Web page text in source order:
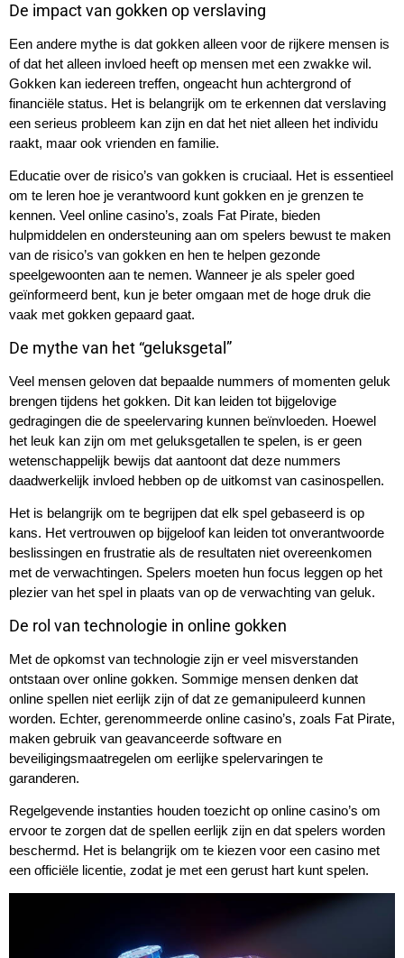
De impact van gokken op verslaving
Een andere mythe is dat gokken alleen voor de rijkere mensen is
of dat het alleen invloed heeft op mensen met een zwakke wil.
Gokken kan iedereen treffen, ongeacht hun achtergrond of
financiële status. Het is belangrijk om te erkennen dat verslaving
een serieus probleem kan zijn en dat het niet alleen het individu
raakt, maar ook vrienden en familie.
Educatie over de risico’s van gokken is cruciaal. Het is essentieel
om te leren hoe je verantwoord kunt gokken en je grenzen te
kennen. Veel online casino’s, zoals Fat Pirate, bieden
hulpmiddelen en ondersteuning aan om spelers bewust te maken
van de risico’s van gokken en hen te helpen gezonde
speelgewoonten aan te nemen. Wanneer je als speler goed
geïnformeerd bent, kun je beter omgaan met de hoge druk die
vaak met gokken gepaard gaat.
De mythe van het “geluksgetal”
Veel mensen geloven dat bepaalde nummers of momenten geluk
brengen tijdens het gokken. Dit kan leiden tot bijgelovige
gedragingen die de speelervaring kunnen beïnvloeden. Hoewel
het leuk kan zijn om met geluksgetallen te spelen, is er geen
wetenschappelijk bewijs dat aantoont dat deze nummers
daadwerkelijk invloed hebben op de uitkomst van casinospellen.
Het is belangrijk om te begrijpen dat elk spel gebaseerd is op
kans. Het vertrouwen op bijgeloof kan leiden tot onverantwoorde
beslissingen en frustratie als de resultaten niet overeenkomen
met de verwachtingen. Spelers moeten hun focus leggen op het
plezier van het spel in plaats van op de verwachting van geluk.
De rol van technologie in online gokken
Met de opkomst van technologie zijn er veel misverstanden
ontstaan over online gokken. Sommige mensen denken dat
online spellen niet eerlijk zijn of dat ze gemanipuleerd kunnen
worden. Echter, gerenommeerde online casino’s, zoals Fat Pirate,
maken gebruik van geavanceerde software en
beveiligingsmaatregelen om eerlijke spelervaringen te
garanderen.
Regelgevende instanties houden toezicht op online casino’s om
ervoor te zorgen dat de spellen eerlijk zijn en dat spelers worden
beschermd. Het is belangrijk om te kiezen voor een casino met
een officiële licentie, zodat je met een gerust hart kunt spelen.